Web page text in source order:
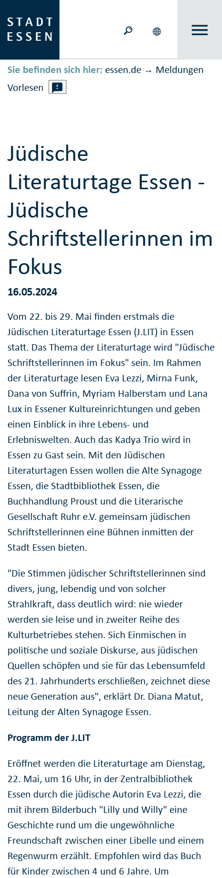
Sie befinden sich hier: essen.de → Meldungen
Vorlesen
Jüdische
Literaturtage Essen -
Jüdische
Schriftstellerinnen im
Fokus
16.05.2024
Vom 22. bis 29. Mai finden erstmals die
Jüdischen Literaturtage Essen (J.LIT) in Essen
statt. Das Thema der Literaturtage wird "Jüdische
Schriftstellerinnen im Fokus" sein. Im Rahmen
der Literaturtage lesen Eva Lezzi, Mirna Funk,
Dana von Suffrin, Myriam Halberstam und Lana
Lux in Essener Kultureinrichtungen und geben
einen Einblick in ihre Lebens- und
Erlebniswelten. Auch das Kadya Trio wird in
Essen zu Gast sein. Mit den Jüdischen
Literaturtagen Essen wollen die Alte Synagoge
Essen, die Stadtbibliothek Essen, die
Buchhandlung Proust und die Literarische
Gesellschaft Ruhr e.V. gemeinsam jüdischen
Schriftstellerinnen eine Bühnen inmitten der
Stadt Essen bieten.
"Die Stimmen jüdischer Schriftstellerinnen sind
divers, jung, lebendig und von solcher
Strahlkraft, dass deutlich wird: nie wieder
werden sie leise und in zweiter Reihe des
Kulturbetriebes stehen. Sich Einmischen in
politische und soziale Diskurse, aus jüdischen
Quellen schöpfen und sie für das Lebensumfeld
des 21. Jahrhunderts erschließen, zeichnet diese
neue Generation aus", erklärt Dr. Diana Matut,
Leitung der Alten Synagoge Essen.
Programm der J.LIT
Eröffnet werden die Literaturtage am Dienstag,
22. Mai, um 16 Uhr, in der Zentralbibliothek
Essen durch die jüdische Autorin Eva Lezzi, die
mit ihrem Bilderbuch "Lilly und Willy" eine
Geschichte rund um die ungewöhnliche
Freundschaft zwischen einer Libelle und einem
Regenwurm erzählt. Empfohlen wird das Buch
für Kinder zwischen 4 und 6 Jahre. Um